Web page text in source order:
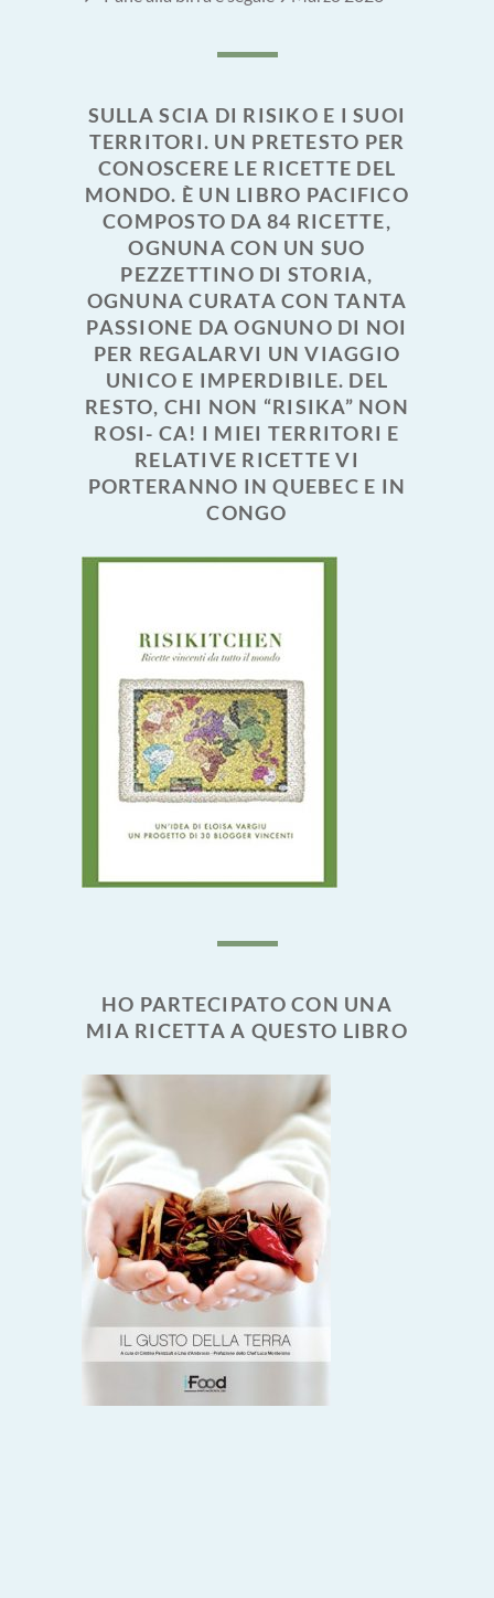
SULLA SCIA DI RISIKO E I SUOI
TERRITORI. UN PRETESTO PER
CONOSCERE LE RICETTE DEL
MONDO. È UN LIBRO PACIFICO
COMPOSTO DA 84 RICETTE,
OGNUNA CON UN SUO
PEZZETTINO DI STORIA,
OGNUNA CURATA CON TANTA
PASSIONE DA OGNUNO DI NOI
PER REGALARVI UN VIAGGIO
UNICO E IMPERDIBILE. DEL
RESTO, CHI NON “RISIKA” NON
ROSI- CA! I MIEI TERRITORI E
RELATIVE RICETTE VI
PORTERANNO IN QUEBEC E IN
CONGO
HO PARTECIPATO CON UNA
MIA RICETTA A QUESTO LIBRO